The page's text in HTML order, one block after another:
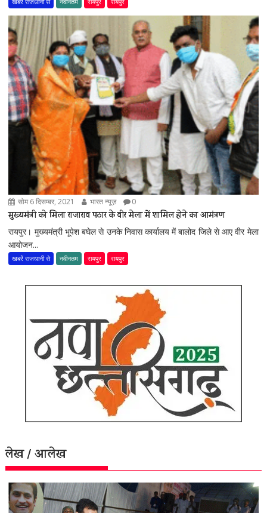
सोम 6 दिसम्बर, 2021 भारत न्यूज़ 0
मुख्यमंत्री को मिला राजाराव पठार के वीर मेला में शामिल होने का आमंत्रण
रायपुर। मुख्यमंत्री भूपेश बघेल से उनके निवास कार्यालय में बालोद जिले से आए वीर मेला
आयोजन...
खबरें राजधानी से नवीनतम रायपुर रायपुर
लेख / आलेख